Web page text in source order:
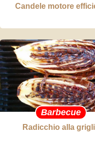
Candele motore
Barbecue
Radicchio alla